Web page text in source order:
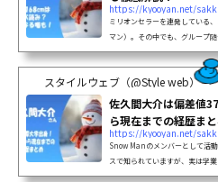
https://kyooyan.net/
ミリオンセラーを連発している
マン）。その中でも、グループ
たくさんのファンを魅了してい
親しまれていて、グループのム
も...
スタイルウェブ（@Style web）
佐久間大介は偏差値
ら現在までの経歴ま
https://kyooyan.net/
Snow Manのメンバーとして活
スで知られていますが、実は学
この記事では、「佐久間大介さ